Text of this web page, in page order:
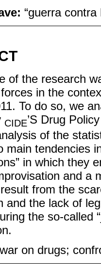
“guerra
of the research
in the
To do so, we
CIDE’S Drug
of the
main tendencies
in which they
and a
from the
and the lack of
the so-called
war on drugs;